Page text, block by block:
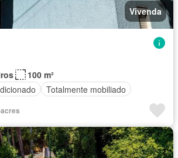
Vivenda
100 m²
Totalmente mobiliado